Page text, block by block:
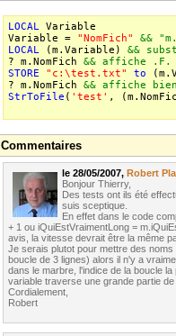
LOCALVariable
Variable =
"NomFich"
&&
LOCAL(m.Variable) &&
? m.NomFich && affiche .F.
STORE
"c:\test.txt" to
? m.NomFich && affiche
StrToFile ( 'test' ,
Commentaires
le 28/05/2007, Robert
Bonjour Thierry,
Des tests ont ils été
suis sceptique.
En effet dans le code
+ 1 ou iQuiEstVraimentLong =
avis, la vitesse devrait être la même
Je serais plutot pour mettre des
boucle de 3 lignes) alors il n'y a
dans le marbre, l'indice de la boucle
variable traverse une grande partie
Cordialement,
Robert